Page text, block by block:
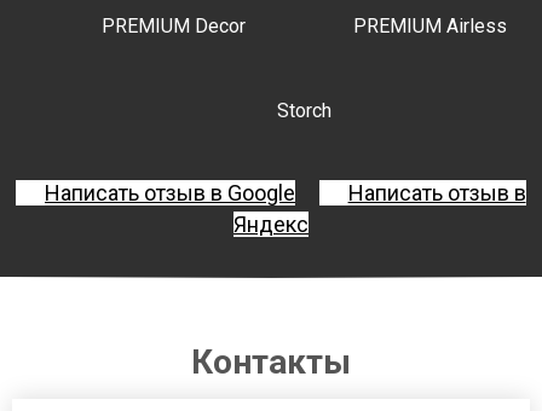
PREMIUM Decor PREMIUM Airless
Storch
Написать отзыв в Google
Написать отзыв в
Яндекс
Контакты